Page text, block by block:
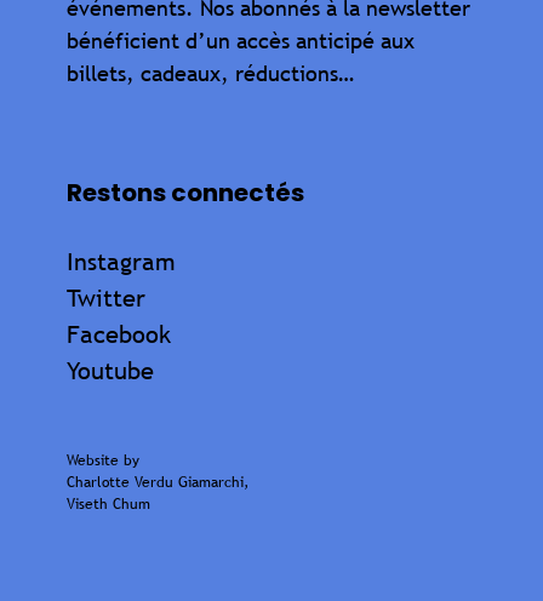
événements. Nos abonnés à la newsletter
bénéficient d’un accès anticipé aux
billets, cadeaux, réductions…
Restons connectés
Instagram
Twitter
Facebook
Youtube
Website by
Charlotte Verdu Giamarchi,
Viseth Chum